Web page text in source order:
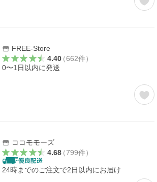
FREE-Store
4.40（662件）
0〜1日以内に発送
ココモモーズ
4.68（799件）
24時までのご注文で2日以内にお届け